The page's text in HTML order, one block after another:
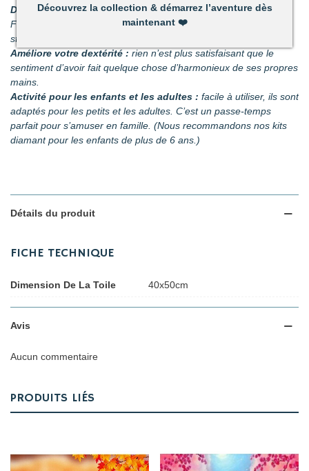
Détente et relaxation :La vie peut parfois être stressante.
Faites disparaître les tensions en divergeant votre attention du
stress du quotidien.
Améliore votre dextérité : rien n’est plus satisfaisant que le
sentiment d’avoir fait quelque chose d’harmonieux de ses propres
mains.
Activité pour les enfants et les adultes : facile à utiliser, ils sont
adaptés pour les petits et les adultes. C’est un passe-temps
parfait pour s’amuser en famille. (Nous recommandons nos kits
diamant pour les enfants de plus de 6 ans.)
Détails du produit
FICHE TECHNIQUE
Dimension De La Toile 40x50cm
Avis
Aucun commentaire
PRODUITS LIÉS
Découvrez la collection & démarrez l’aventure dès
maintenant❤️